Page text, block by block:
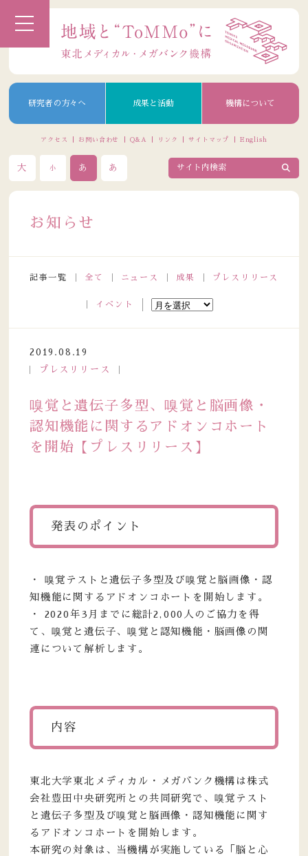
研究者の方々へ 成果と活動 機構について
アクセス お問い合わせ Q&A リンク サイトマップ English
大 小 あ あ
お知らせ
記事一覧 全て ニュース 成果 プレスリリース
イベント
2019.08.19
プレスリリース
嗅覚と遺伝子多型、嗅覚と脳画像・
認知機能に関するアドオンコホート
を開始【プレスリリース】
発表のポイント
・ 嗅覚テストと遺伝子多型及び嗅覚と脳画像・認
知機能に関するアドオンコホートを開始します。
・ 2020年3月までに総計2,000人のご協力を得
て、嗅覚と遺伝子、嗅覚と認知機能・脳画像の関
連について解析します。
内容
東北大学東北メディカル・メガバンク機構は株式
会社豊田中央研究所との共同研究で、嗅覚テスト
と遺伝子多型及び嗅覚と脳画像・認知機能に関す
るアドオンコホートを開始します。
本研究の対象は、当機構が実施している「脳と心